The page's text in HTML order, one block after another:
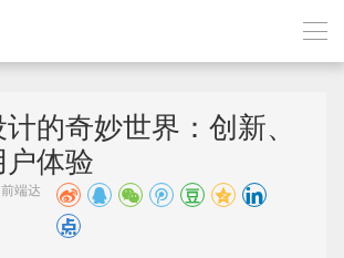
的奇妙世界：创新、
体验
前端达